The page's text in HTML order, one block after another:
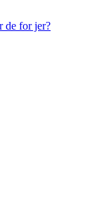
de for jer?